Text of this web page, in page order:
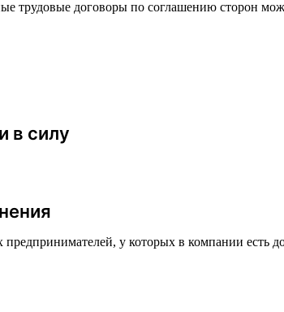
трудовые договоры по соглашению сторон
в силу
у которых в компании есть